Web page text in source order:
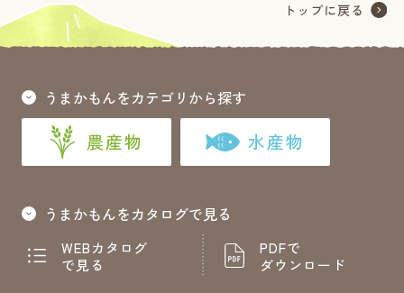
うまかもんをカテゴリから探す
農産物 水産物
うまかもんをカタログで見る
WEBカタログ
で見る
PDFで
ダウンロード